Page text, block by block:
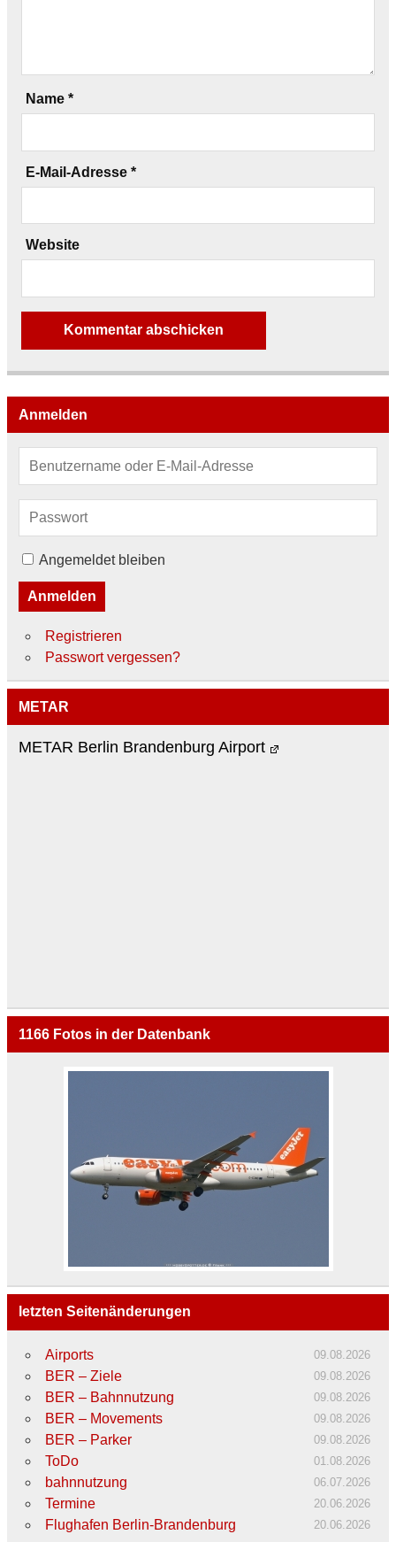
Name *
E-Mail-Adresse *
Website
Anmelden
Angemeldet bleiben
Anmelden
Registrieren
Passwort vergessen?
METAR
METAR Berlin Brandenburg Airport
1166Fotos in der Datenbank
letzten Seitenänderungen
Airports 09.08.2026
BER – Ziele 09.08.2026
BER – Bahnnutzung 09.08.2026
BER – Movements 09.08.2026
BER – Parker 09.08.2026
ToDo 01.08.2026
bahnnutzung 06.07.2026
Termine 20.06.2026
Flughafen Berlin-Brandenburg 20.06.2026